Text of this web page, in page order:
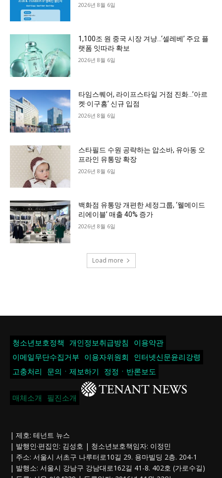
2026년 8월 6일
1,100조 원 중국 시장 겨냥…‘셀레베’ 주요 플
랫폼 잇따라 확보
2026년 8월 6일
타임스퀘어, 라이프스타일 거점 진화…’아르
켓·이구홈’ 신규 입점
2026년 8월 6일
스타필드 수원 공략하는 압소바, 유아동 오
프라인 유통망 확장
2026년 8월 6일
백화점 유통망 개편한 세정그룹, ‘웰메이드
리에이블’ 매출 40% 증가
2026년 8월 6일
Load more
청소년보호정책 개인정보취급방침
이용약관
이메일무단수집거부
이용자위원회
인터넷신문윤리강령
고충처리
문의ㆍ제보하기 정정ㆍ반론보도
매체소개 필진소개
| 제호: 테넌트 뉴스
| 발행인·편집인: 김성호 | 청소년보호책임자: 이정민
| 주소: 서울시 서초구 나루터로10길 29. 용마빌딩 2층. 204-1
| 발행소: 서울시 강남구 강남대로162길 41-8. 402호 (가로수길)